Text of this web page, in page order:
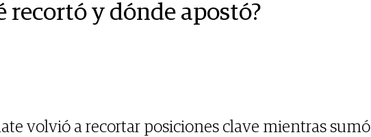
recortó y dónde apostó?
volvió a recortar posiciones clave mientras sumó